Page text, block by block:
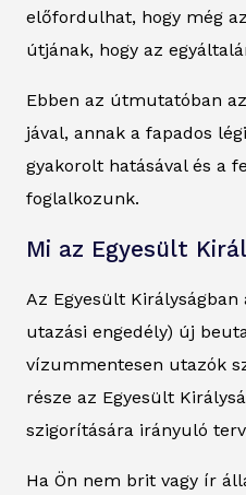
előfordulhat, hogy még
útjának, hogy az
Ebben az útmutatóban
jával, annak a fapados
gyakorolt hatásával és a
foglalkozunk.
Mi az Egyesült
Az Egyesült Királyságban
utazási engedély) új
vízummentesen utazók
része az Egyesült
szigorítására irányuló
Ha Ön nem brit vagy ír